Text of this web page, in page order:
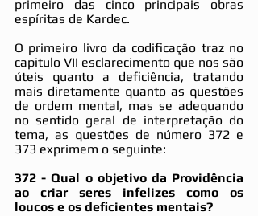
primeiro das cinco principais obras
espíritas de Kardec.
O primeiro livro da codificação traz no
capitulo VII esclarecimento que nos são
úteis quanto a deficiência, tratando
mais diretamente quanto as questões
de ordem mental, mas se adequando
no sentido geral de interpretação do
tema, as questões de número 372 e
373 exprimem o seguinte:
372 - Qual o objetivo da Providência
ao criar seres infelizes como os
loucos e os deficientes mentais?